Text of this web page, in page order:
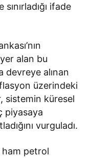
ifade
alan bu
devreye alınan
üzerindeki
sistemin küresel
piyasaya
vurguladı.
ham petrol